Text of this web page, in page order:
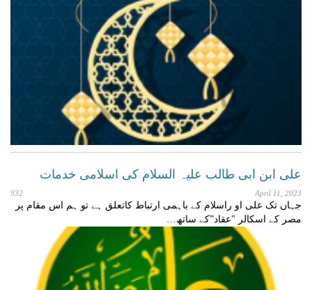
علی ابن ابی طالب علیہ السلام کی اسلامی خدمات
April 11, 2023
932
جہاں تک علی او راسلام کے باہمی ارتباط کاتعلق ہے تو ہم اس مقام پر
مصر کے اسکالر "عقاد”کے ساتھ…